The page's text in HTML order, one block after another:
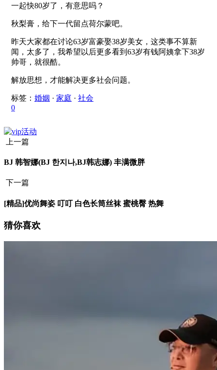
一起快80岁了，有意思吗？
秋梨膏，给下一代留点荷尔蒙吧。
昨天大家都在讨论63岁富豪娶38岁美女，这类事不算新
闻，太多了，我希望以后更多看到63岁有钱阿姨拿下38岁
帅哥，就很酷。
解放思想，才能解决更多社会问题。
标签： 婚姻 · 家庭 · 社会
0
上一篇
BJ 韩智娜(BJ 한지나,BJ韩志娜) 丰满微胖
下一篇
[精品]优尚舞姿 叮叮 白色长筒丝袜 蜜桃臀 热舞
猜你喜欢